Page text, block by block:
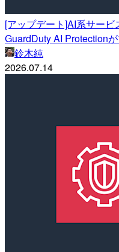
[アップデート]AI系サー
GuardDuty AI Protection
鈴木純
2026.07.14